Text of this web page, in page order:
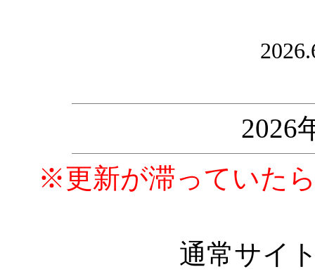
2026
※更新が滞っていた
通常サイ